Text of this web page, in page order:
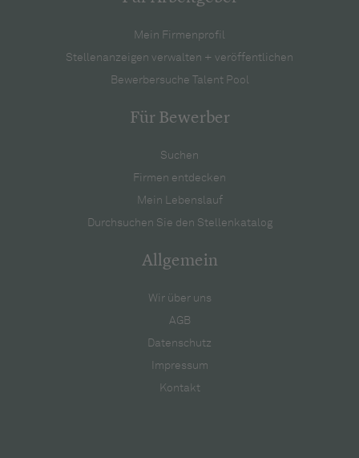
Mein Firmenprofil
Stellenanzeigen verwalten + veröffentlichen
Bewerbersuche Talent Pool
Für Bewerber
Suchen
Firmen entdecken
Mein Lebenslauf
Durchsuchen Sie den Stellenkatalog
Allgemein
Wir über uns
AGB
Datenschutz
Impressum
Kontakt